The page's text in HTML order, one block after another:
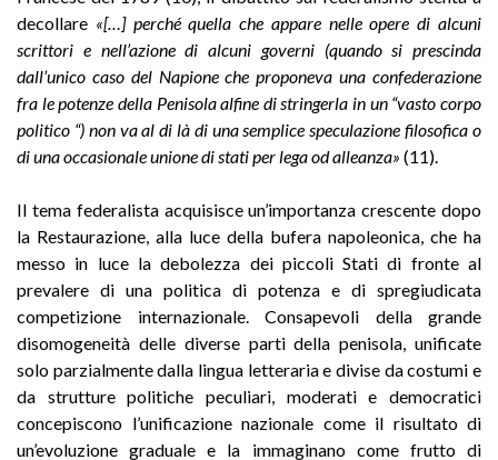
decollare «[…] perché quella che appare nelle opere di alcuni
scrittori e nell’azione di alcuni governi (quando si prescinda
dall’unico caso del Napione che proponeva una confederazione
fra le potenze della Penisola alfine di stringerla in un “vasto corpo
politico “) non va al di là di una semplice speculazione filosofica o
di una occasionale unione di stati per lega od alleanza» (11).
Il tema federalista acquisisce un’importanza crescente dopo
la Restaurazione, alla luce della bufera napoleonica, che ha
messo in luce la debolezza dei piccoli Stati di fronte al
prevalere di una politica di potenza e di spregiudicata
competizione internazionale. Consapevoli della grande
disomogeneità delle diverse parti della penisola, unificate
solo parzialmente dalla lingua letteraria e divise da costumi e
da strutture politiche peculiari, moderati e democratici
concepiscono l’unificazione nazionale come il risultato di
un’evoluzione graduale e la immaginano come frutto di